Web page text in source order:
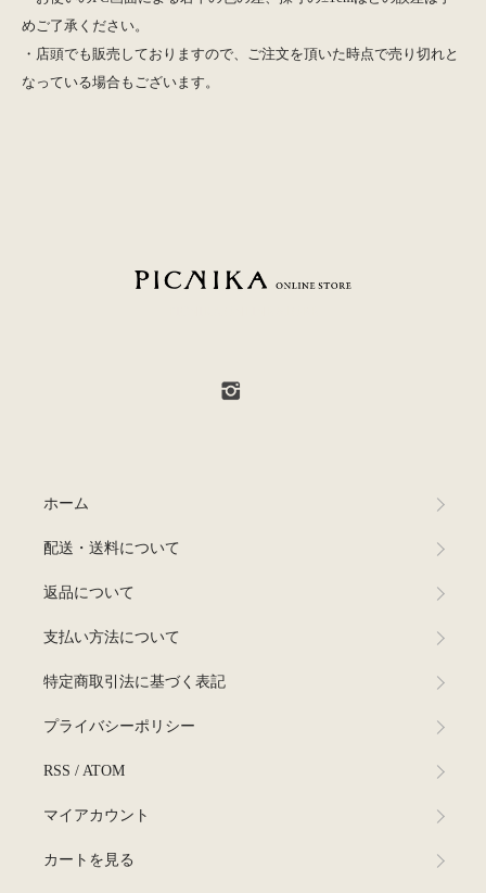
めご了承ください。
・店頭でも販売しておりますので、ご注文を頂いた時点で売り切れと
なっている場合もございます。
ホーム
配送・送料について
返品について
支払い方法について
特定商取引法に基づく表記
プライバシーポリシー
RSS / ATOM
マイアカウント
カートを見る